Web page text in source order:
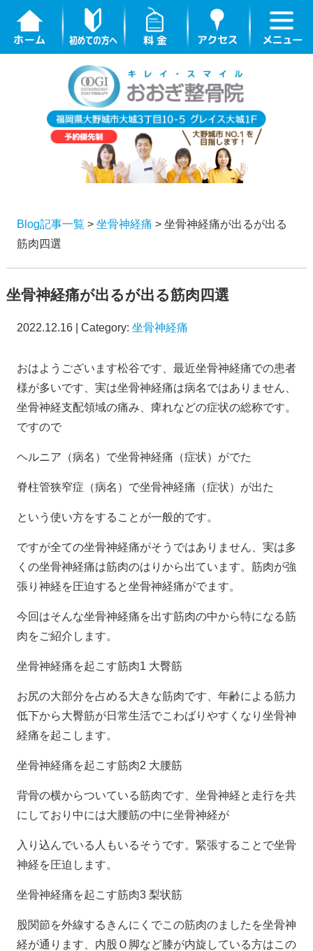
Blog記事一覧 > 坐骨神経痛 > 坐骨神経痛が出るが出る
筋肉四選
坐骨神経痛が出るが出る筋肉四選
2022.12.16 | Category: 坐骨神経痛
おはようございます松谷です、最近坐骨神経痛での患者
様が多いです、実は坐骨神経痛は病名ではありません、
坐骨神経支配領域の痛み、痺れなどの症状の総称です。
ですので
ヘルニア（病名）で坐骨神経痛（症状）がでた
脊柱管狭窄症（病名）で坐骨神経痛（症状）が出た
という使い方をすることが一般的です。
ですが全ての坐骨神経痛がそうではありません、実は多
くの坐骨神経痛は筋肉のはりから出ています。筋肉が強
張り神経を圧迫すると坐骨神経痛がでます。
今回はそんな坐骨神経痛を出す筋肉の中から特になる筋
肉をご紹介します。
坐骨神経痛を起こす筋肉1 大臀筋
お尻の大部分を占める大きな筋肉です、年齢による筋力
低下から大臀筋が日常生活でこわばりやすくなり坐骨神
経痛を起こします。
坐骨神経痛を起こす筋肉2 大腰筋
背骨の横からついている筋肉です、坐骨神経と走行を共
にしており中には大腰筋の中に坐骨神経が
入り込んでいる人もいるそうです。緊張することで坐骨
神経を圧迫します。
坐骨神経痛を起こす筋肉3 梨状筋
股関節を外線するきんにくでこの筋肉のましたを坐骨神
経が通ります、内股Ｏ脚など膝が内旋している方はこの